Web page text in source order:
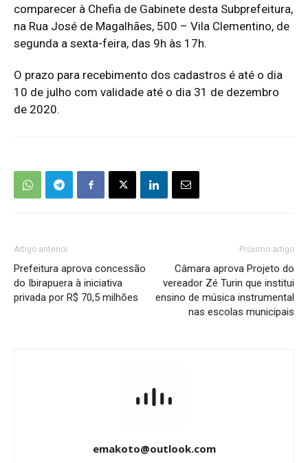
comparecer à Chefia de Gabinete desta Subprefeitura,
na Rua José de Magalhães, 500 – Vila Clementino, de
segunda a sexta-feira, das 9h às 17h.
O prazo para recebimento dos cadastros é até o dia
10 de julho com validade até o dia 31 de dezembro
de 2020.
Artigo anterior
Prefeitura aprova concessão
do Ibirapuera à iniciativa
privada por R$ 70,5 milhões
Próximo artigo
Câmara aprova Projeto do
vereador Zé Turin que institui
ensino de música instrumental
nas escolas municipais
emakoto@outlook.com